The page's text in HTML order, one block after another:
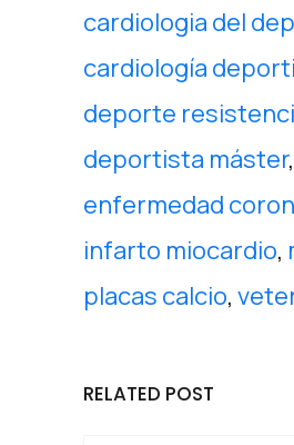
cardiologia del
cardiología
deporte
deportista máster,
enfermedad
infarto miocardio,
placas calcio,
RELATED POST